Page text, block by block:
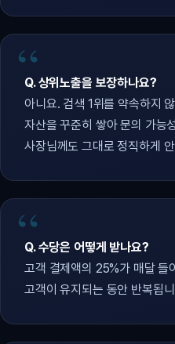
Q. 상위노출을 보장하나요?
아니요. 검색 1위를 약속하지
자산을 꾸준히 쌓아 문의 가능
사장님께도 그대로 정직하게
Q. 수당은 어떻게 받나요?
고객 결제액의 25%가 매달 들
고객이 유지되는 동안 반복됩